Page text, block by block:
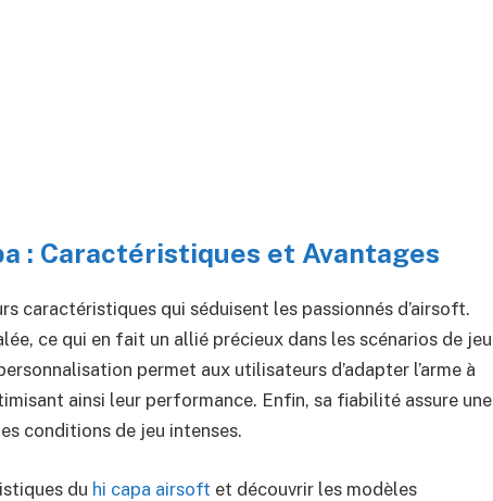
: Caractéristiques et Avantages
caractéristiques qui séduisent les passionnés d’airsoft.
ce qui en fait un allié précieux dans les scénarios de jeu
permet aux utilisateurs d’adapter l’arme à
ainsi leur performance. Enfin, sa fiabilité assure une
conditions de jeu intenses.
du hi capa airsoft et découvrir les modèles